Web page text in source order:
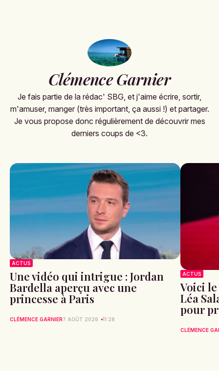
Clémence Garnier
Je fais partie de la rédac' SBG, et j'aime écrire, sortir,
m'amuser, manger (très important, ça aussi !) et partager.
Je vous propose donc régulièrement de découvrir mes
derniers coups de <3.
ACTUS
Une vidéo qui intrigue : Jordan
Bardella aperçu avec une
princesse à Paris
CLÉMENCE GARNIER7 AOÛT 2026 11:28
ACTUS
Voici
Léa
pour
CLÉMENCE